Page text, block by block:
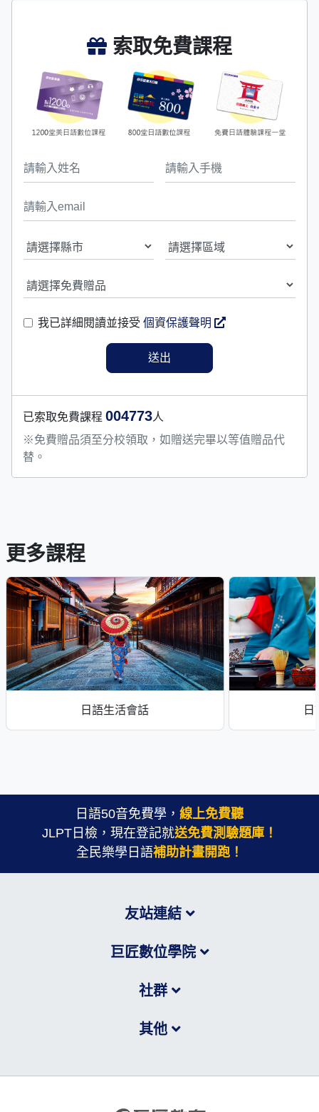
索取免費課程
我已詳細閱讀並接受 個資保護聲明
已索取免費課程 004773人
※免費贈品須至分校領取，如贈送完畢以等值贈品代
替。
更多課程
日語生活會話
日語50音免費學， 線上免費聽
JLPT日檢，現在登記就送免費測驗題庫！
全民樂學日語補助計畫開跑！
友站連結
巨匠數位學院
社群
其他